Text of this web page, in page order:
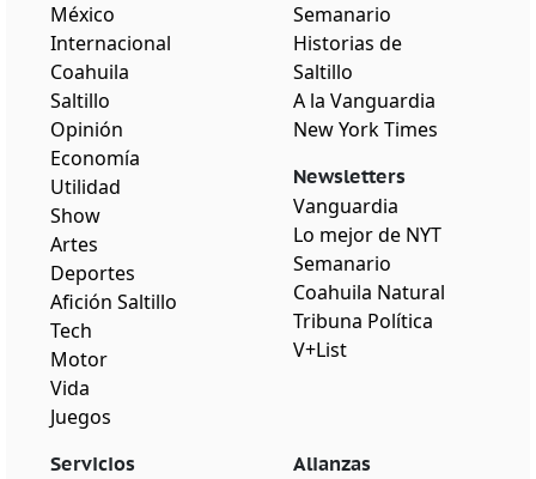
México
Internacional
Coahuila
Saltillo
Opinión
Economía
Utilidad
Show
Artes
Deportes
Afición Saltillo
Tech
Motor
Vida
Juegos
Semanario
Historias de
Saltillo
A la Vanguardia
New York Times
Newsletters
Vanguardia
Lo mejor de NYT
Semanario
Coahuila Natural
Tribuna Política
V+List
Servicios Alianzas